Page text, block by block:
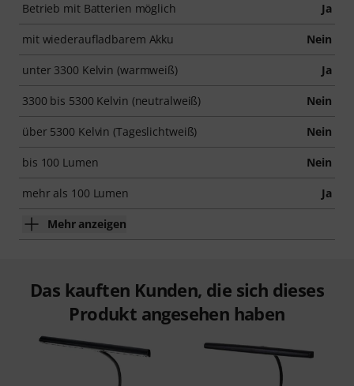
Betrieb mit Batterien möglich Ja
mit wiederaufladbarem Akku Nein
unter 3300 Kelvin (warmweiß) Ja
3300 bis 5300 Kelvin (neutralweiß) Nein
über 5300 Kelvin (Tageslichtweiß) Nein
bis 100 Lumen Nein
mehr als 100 Lumen Ja
Mehr anzeigen
Das kauften Kunden, die sich dieses
Produkt angesehen haben